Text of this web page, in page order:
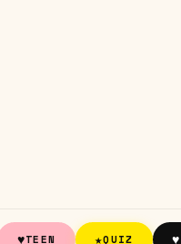
♥TEEN ★QUIZ ♥